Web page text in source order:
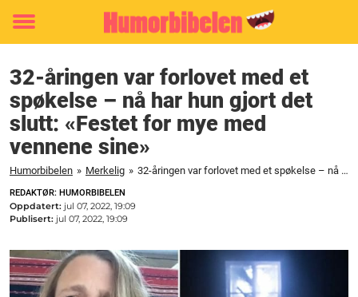
Toggle
32-åringen var forlovet med et
spøkelse – nå har hun gjort det
slutt: «Festet for mye med
vennene sine»
Humorbibelen » Merkelig » 32-åringen var forlovet med et spøkelse – nå har hun gjort det slutt: «Festet for mye med vennene sine»
REDAKTØR: HUMORBIBELEN
Oppdatert: jul 07, 2022, 19:09
Publisert: jul 07, 2022, 19:09